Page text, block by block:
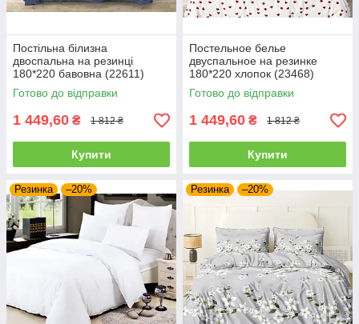
Постільна білизна
двоспальна на резинці
180*220 бавовна (22611)
Готово до відправки
1 449,60 ₴ 1 812 ₴
Купити
Постельное белье
двуспальное на резинке
180*220 хлопок (23468)
Готово до відправки
1 449,60 ₴ 1 812 ₴
Купити
Резинка –20% Резинка –20%